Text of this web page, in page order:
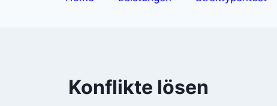
Konflikte lösen